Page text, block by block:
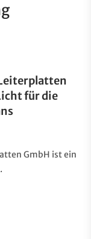
für die
GmbH ist ein